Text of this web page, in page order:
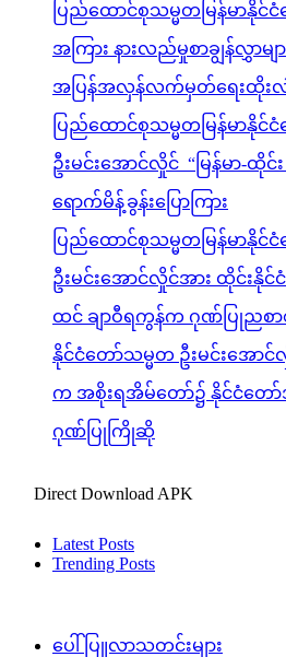
ပြည်ထောင်စုသမ္မတမြန်မာနိုင်
အကြား နားလည်မှုစာချွန်လွှာမျ
အပြန်အလှန်လက်မှတ်ရေးထို
ပြည်ထောင်စုသမ္မတမြန်မာနိုင်
ဦးမင်းအောင်လှိုင် “မြန်မာ-ထိုင်
ရောက်မိန့်ခွန်းပြောကြား
ပြည်ထောင်စုသမ္မတမြန်မာနိုင်
ဦးမင်းအောင်လှိုင်အား ထိုင်းနိုင်
ထင် ချာဝီရကွန်က ဂုဏ်ပြုညစာ
နိုင်ငံတော်သမ္မတ ဦးမင်းအောင်
က အစိုးရအိမ်တော်၌ နိုင်ငံတော်
ဂုဏ်ပြုကြိုဆို
Direct Download APK
Latest Posts
Trending Posts
ပေါ်ပြူလာသတင်းများ